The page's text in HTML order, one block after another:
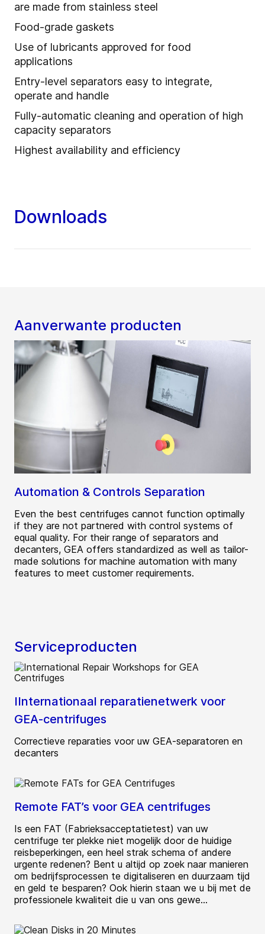
are made from stainless steel
Food-grade gaskets
Use of lubricants approved for food
applications
Entry-level separators easy to integrate,
operate and handle
Fully-automatic cleaning and operation of high
capacity separators
Highest availability and efficiency
Downloads
Aanverwante producten
Automation & Controls Separation
Even the best centrifuges cannot function optimally
if they are not partnered with control systems of
equal quality. For their range of separators and
decanters, GEA offers standardized as well as tailor-
made solutions for machine automation with many
features to meet customer requirements.
Serviceproducten
IInternationaal reparatienetwerk voor
GEA-centrifuges
Correctieve reparaties voor uw GEA-separatoren en
decanters
Remote FAT’s voor GEA centrifuges
Is een FAT (Fabrieksacceptatietest) van uw
centrifuge ter plekke niet mogelijk door de huidige
reisbeperkingen, een heel strak schema of andere
urgente redenen? Bent u altijd op zoek naar manieren
om bedrijfsprocessen te digitaliseren en duurzaam tijd
en geld te besparen? Ook hierin staan we u bij met de
professionele kwaliteit die u van ons gewe...